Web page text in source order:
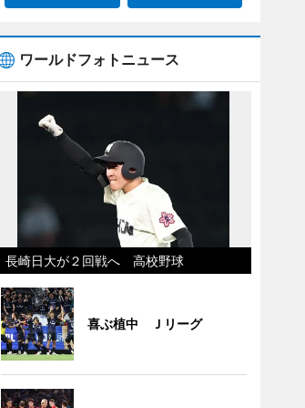
ワールドフォトニュース
長崎日大が２回戦へ 高校野球
喜ぶ植中 Ｊリーグ